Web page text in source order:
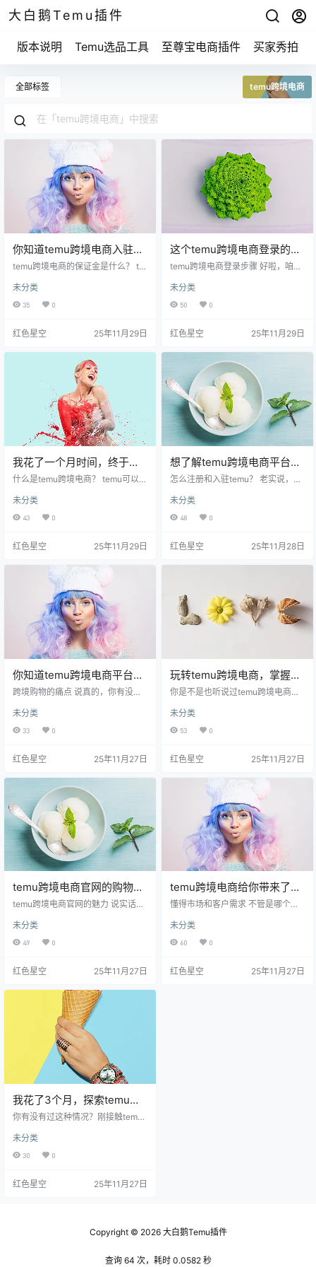
大白鹅Temu插件
版本说明 Temu选品工具 至尊宝电商插件 买家秀拍摄
全部标签 temu跨境电商
你知道temu跨境电商入驻需
要缴纳多少保证金吗？揭秘
temu跨境电商的保证金是什么？ te
一种“信任保证”。当你想在这个平台
上开店卖货的时候，必须交一笔
候交的押金一样，保证金可以保护
根据你所卖的商品类型来变化的。
比如说，你是卖一些小商品，可能
需要的保证金就相对少一些；而如
果你是做电子产品、奢侈品之…
未分类
35 0
红色星空 25年11月29日
这个temu跨境电商登录的小
秘密，99%的人都没用过！
temu跨境电商登录步骤 好啦，咱们
已经下载了temu的APP，不然登录
就没地方了。 你要打开这个APP。
看到“登录”选项。点击后，如果你还
一个简单易记的密码。 获取验证
码： 系统会要求你输入验证码。这
个验证码会发到你之前填的邮箱或
者手机上。…
未分类
50 0
红色星空 25年11月29日
我花了一个月时间，终于明
白temu跨境电商是什么！
什么是temu跨境电商？ temu可以视
里，你能找到来自世界各地的商
品。比如说，你爱吃的日本零食、
想要的欧美时尚衣物，或者是一些
u上找到。而且，价格通常都比较实
你讲，刚加入temu的时候，我其实
也是抱着一种试试看的心态。 网上
购物琳琅满目，谁还没有被一些虚
假宣传给坑过呢？但一旦开始使用te
mu，我发现…
未分类
43 0
红色星空 25年11月29日
想了解temu跨境电商平台官
网的秘密吗？这些你不可不
怎么注册和入驻temu？ 老实说，很
网注册的时候，都会遇到各种问
题。比如找不到入口，或者填写信
息时总是卡壳。这里有个小窍门，
你只需要进入temu官网，点击“注
意，这里有一些常见的错误： 一定
要记住你的登录信息。这是为了后
续的操作。 填写的信息…
未分类
48 0
红色星空 25年11月28日
你知道temu跨境电商平台为
什么让购物变得如此简单
跨境购物的痛点 说真的，你有没有
量、运费太高或是物流太慢？我身
边的朋友们常常抱怨，这些问题真
是让人头疼。比方说，之前我想买
到页面上写的运费是原价的三分之
品才到手，结果还不是想象中的那
样，真是让人失望。 在这样的背景
下，temu跨境电商平台的出现，简
直像是一股清流，让人眼前一亮。
它…
未分类
33 0
红色星空 25年11月27日
玩转temu跨境电商，掌握这
几招让你轻松盈利！
你是不是也听说过temu跨境电商，
来？其实呢，temu不仅仅是一个电
商平台，它更像是一个能够为我们
提供全球购物机会的桥梁。我跟你
的商品，还有一套自己的运营机
分享一些我觉得比较重要的事情，
让你更好地了解temu。 商品选择，
如何抓住卖点 在temu上，商品的选
择非常重要。你可能想象一下，选
择一件受欢迎的商品就像…
未分类
53 0
红色星空 25年11月27日
temu跨境电商官网的购物体
验，居然让我爱上了海淘！
temu跨境电商官网的魅力 说实话，t
懵。你和我一样，可能也会想，跨
境电商平台多得很，为什么这个网
有什么复杂的操作，不像某些平台
东西。就拿我上周在上面买的运动
鞋来说，搜索输入关键词后，几秒
钟就找到了我想要的款式，价格还
比我在实体店看到的便宜不少，真
的是太方便了。 而且，temu…
未分类
49 0
红色星空 25年11月27日
temu跨境电商给你带来了什
么？一位卖家的真实经历让
懂得市场和客户需求 不管是哪个电
关键。我最开始的时候，单纯觉得
产品好就可以了，结果发现并非如
如，通过查看竞争对手的产品评
未分类
60 0
红色星空 25年11月27日
我花了3个月，探索temu跨
境电商官网的那些秘密！
你有没有过这种情况？刚接触temu
又遇到一堆问题。想知道这个平台
到底能有什么用？我跟你讲，我花
对你也有帮助。 如何选择合适的产
看看其他卖家在卖什么。用心去观
未分类
30 0
红色星空 25年11月27日
Copyright © 2026大白鹅Temu插件
查询 64 次，耗时 0.0582 秒